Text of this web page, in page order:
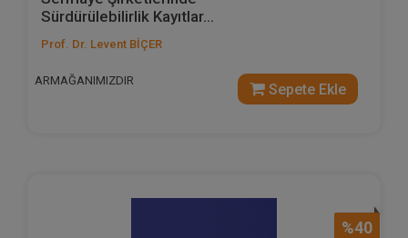
Sürdürülebilirlik Kayıtlar...
Prof. Dr. Levent BİÇER
ARMAĞANIMIZDIR
Sepete Ekle
%40